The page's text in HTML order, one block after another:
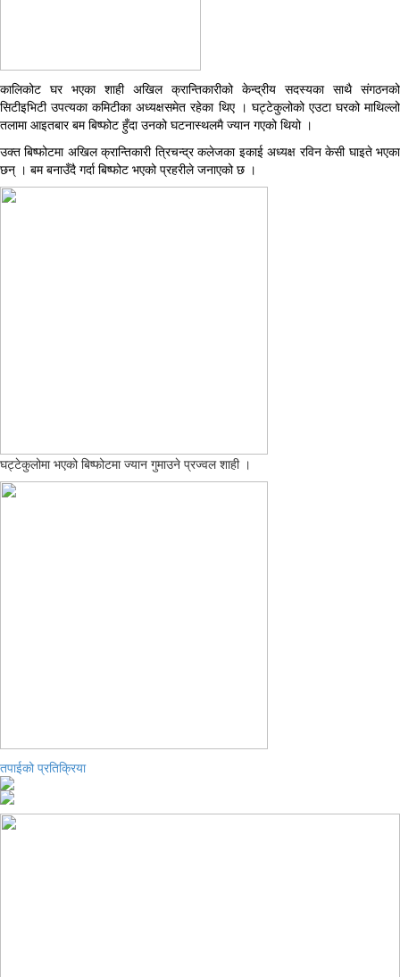
कालिकोट घर भएका शाही अखिल क्रान्तिकारीको केन्द्रीय सदस्यका साथै संगठनको
सिटीइभिटी उपत्यका कमिटीका अध्यक्षसमेत रहेका थिए । घट्टेकुलोको एउटा घरको माथिल्लो
तलामा आइतबार बम बिष्फोट हुँदा उनको घटनास्थलमै ज्यान गएको थियो ।
उक्त बिष्फोटमा अखिल क्रान्तिकारी त्रिचन्द्र कलेजका इकाई अध्यक्ष रविन केसी घाइते भएका
छन् । बम बनाउँदै गर्दा बिष्फोट भएको प्रहरीले जनाएको छ ।
घट्टेकुलोमा भएको बिष्फोटमा ज्यान गुमाउने प्रज्वल शाही ।
तपाईको प्रतिक्रिया